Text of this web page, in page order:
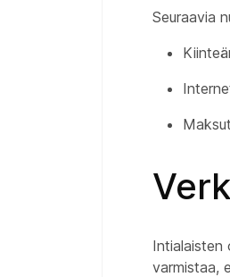
Seuraavia
Intialaisten
varmistaa,